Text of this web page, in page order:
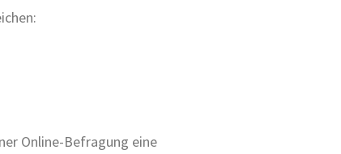
Online-Befragung eine